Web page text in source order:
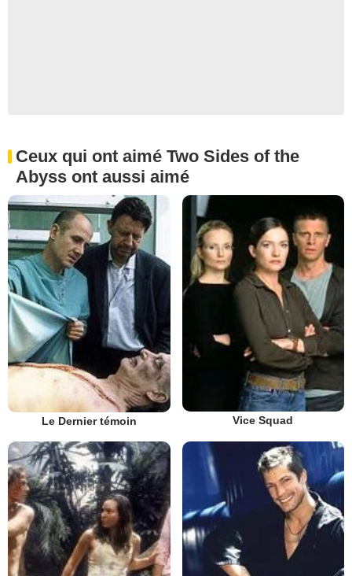
Ceux qui ont aimé Two Sides of the
Abyss ont aussi aimé
Le Dernier témoin Vice Squad